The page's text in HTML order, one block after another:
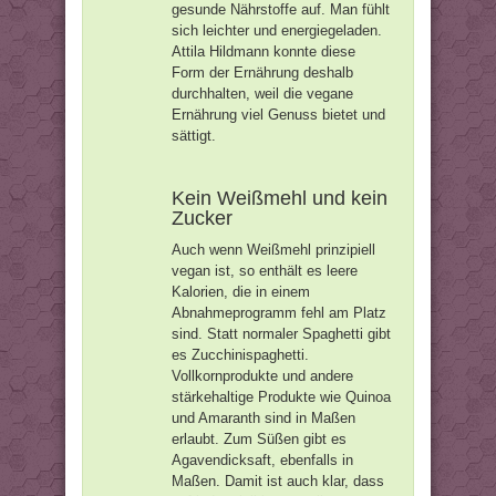
gesunde Nährstoffe auf. Man fühlt
sich leichter und energiegeladen.
Attila Hildmann konnte diese
Form der Ernährung deshalb
durchhalten, weil die vegane
Ernährung viel Genuss bietet und
sättigt.
Kein Weißmehl und kein
Zucker
Auch wenn Weißmehl prinzipiell
vegan ist, so enthält es leere
Kalorien, die in einem
Abnahmeprogramm fehl am Platz
sind. Statt normaler Spaghetti gibt
es Zucchinispaghetti.
Vollkornprodukte und andere
stärkehaltige Produkte wie Quinoa
und Amaranth sind in Maßen
erlaubt. Zum Süßen gibt es
Agavendicksaft, ebenfalls in
Maßen. Damit ist auch klar, dass